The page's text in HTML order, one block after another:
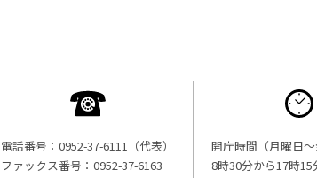
電話番号：0952-37-6111（代表）
ファックス番号：0952-37-6163
開庁時間（月曜日〜
8時30分から17時15